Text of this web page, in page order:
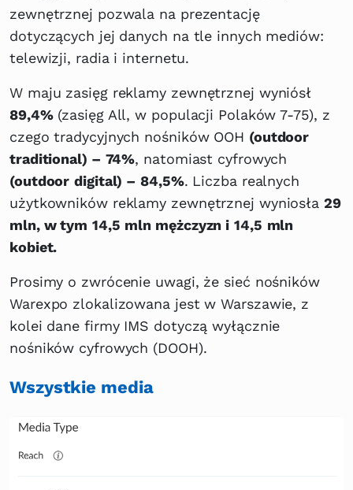
zewnętrznej pozwala na prezentację
dotyczących jej danych na tle innych mediów:
telewizji, radia i internetu.
W maju zasięg reklamy zewnętrznej wyniósł
89,4%(zasięg All, w populacji Polaków 7-75), z
czego tradycyjnych nośników OOH (outdoor
traditional) – 74%, natomiast cyfrowych
(outdoor digital) – 84,5%. Liczba realnych
użytkowników reklamy zewnętrznej wyniosła 29
mln, w tym 14,5 mln mężczyzn i 14,5 mln
kobiet.
Prosimy o zwrócenie uwagi, że sieć nośników
Warexpo zlokalizowana jest w Warszawie, z
kolei dane firmy IMS dotyczą wyłącznie
nośników cyfrowych (DOOH).
Wszystkie media